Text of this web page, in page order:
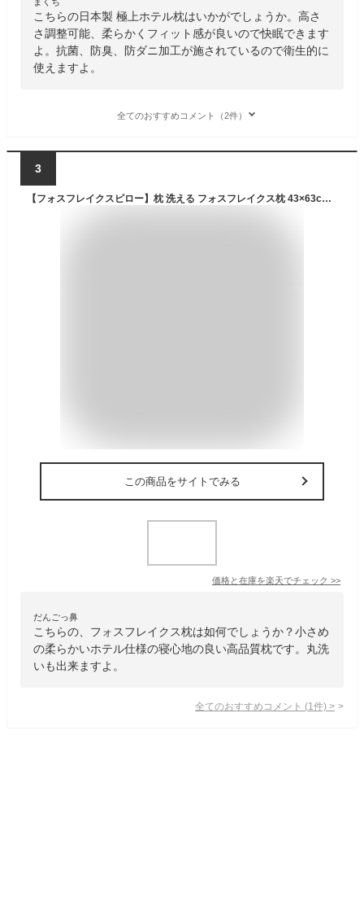
こちらの日本製 極上ホテル枕はいかがでしょうか。高さ
さ調整可能、柔らかくフィット感が良いので快眠できます
よ。抗菌、防臭、防ダニ加工が施されているので衛生的に
使えますよ。
全てのおすすめコメント（2件）
3
【フォスフレイクスピロー】枕 洗える フォスフレイクス枕 43×63cm デンマーク製 Fossflakes エコテックス100 わた 柔らかい 洗濯機 ホテル仕様 いびき 頭痛 首こり 寝返り ストレートネック ギフト プレゼント
この商品をサイトでみる
価格と在庫を楽天でチェック >>
だんごっ鼻
こちらの、フォスフレイクス枕は如何でしょうか？小さめ
の柔らかいホテル仕様の寝心地の良い高品質枕です。丸洗
いも出来ますよ。
全てのおすすめコメント (1 件) >